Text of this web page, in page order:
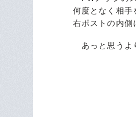
何度となく相手
右ポストの内側
あっと思うよ